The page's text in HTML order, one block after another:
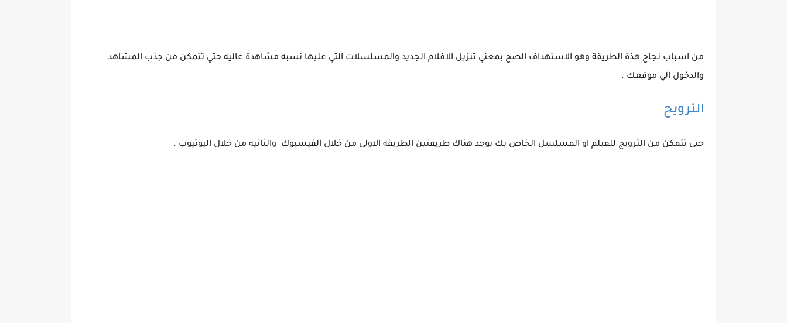
من اسباب نجاح هذة الطريقة وهو الاستهداف الصح بمعني تنزيل الافلام الجديد والمسلسلات التي عليها نسبه مشاهدة عاليه حتي تتمكن من جذب المشاهد
والدخول الي موقعك .
الترويح
حتى تتمكن من الترويج للفيلم او المسلسل الخاص بك يوجد هناك طريقتين الطريقه الاولى من خلال الفيسبوك والثانيه من خلال اليوتيوب .